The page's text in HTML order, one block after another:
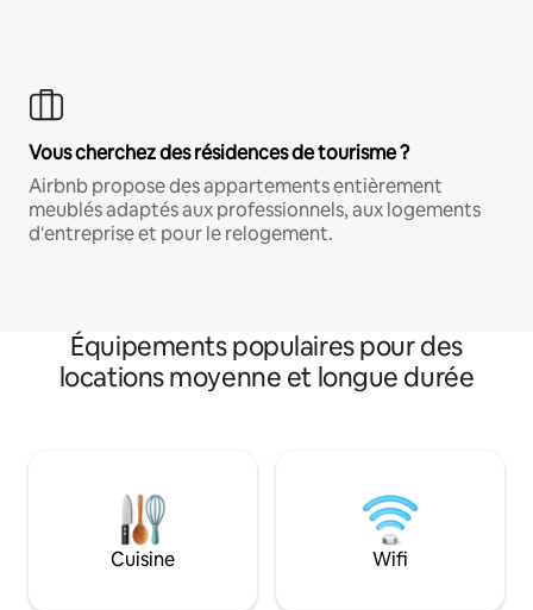
Vous cherchez des résidences de tourisme ?
Airbnb propose des appartements entièrement
meublés adaptés aux professionnels, aux logements
d'entreprise et pour le relogement.
Équipements populaires pour des
locations moyenne et longue durée
Cuisine Wifi